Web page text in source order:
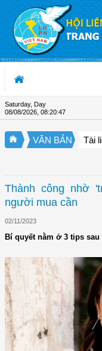
Skip to Content
Saturday, Day
08/08/2026 08:20:47
VĂN BẢN Tài
Thành công nhờ
người mua cần
02/11/2023
Bí quyết nằm ở 3 tips sau